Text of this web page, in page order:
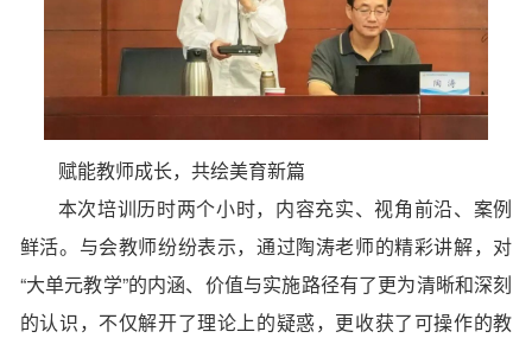
赋能教师成长，共绘美育新篇
本次培训历时两个小时，内容充实、视角前沿、案例
鲜活。与会教师纷纷表示，通过陶涛老师的精彩讲解，对
“大单元教学”的内涵、价值与实施路径有了更为清晰和深刻
的认识，不仅解开了理论上的疑惑，更收获了可操作的教